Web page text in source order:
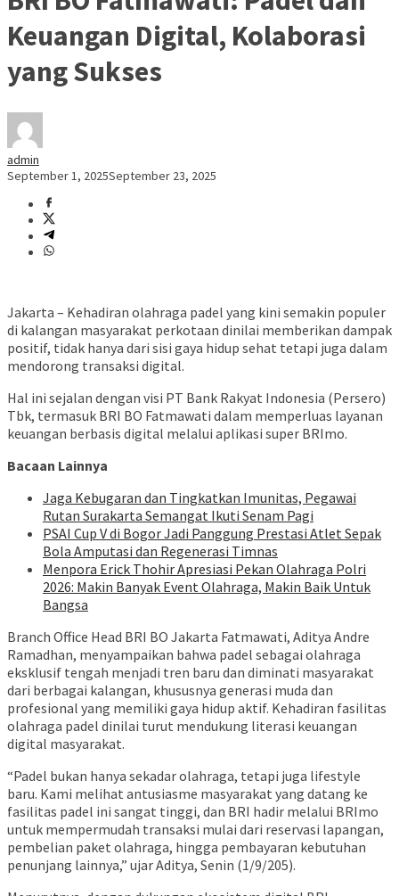
Keuangan Digital, Kolaborasi
yang Sukses
admin
September 1, 2025September 23, 2025
Jakarta – Kehadiran olahraga padel yang kini semakin populer
di kalangan masyarakat perkotaan dinilai memberikan dampak
positif, tidak hanya dari sisi gaya hidup sehat tetapi juga dalam
mendorong transaksi digital.
Hal ini sejalan dengan visi PT Bank Rakyat Indonesia (Persero)
Tbk, termasuk BRI BO Fatmawati dalam memperluas layanan
keuangan berbasis digital melalui aplikasi super BRImo.
Bacaan Lainnya
Jaga Kebugaran dan Tingkatkan Imunitas, Pegawai
Rutan Surakarta Semangat Ikuti Senam Pagi
PSAI Cup V di Bogor Jadi Panggung Prestasi Atlet Sepak
Bola Amputasi dan Regenerasi Timnas
Menpora Erick Thohir Apresiasi Pekan Olahraga Polri
2026: Makin Banyak Event Olahraga, Makin Baik Untuk
Bangsa
Branch Office Head BRI BO Jakarta Fatmawati, Aditya Andre
Ramadhan, menyampaikan bahwa padel sebagai olahraga
eksklusif tengah menjadi tren baru dan diminati masyarakat
dari berbagai kalangan, khususnya generasi muda dan
profesional yang memiliki gaya hidup aktif. Kehadiran fasilitas
olahraga padel dinilai turut mendukung literasi keuangan
digital masyarakat.
“Padel bukan hanya sekadar olahraga, tetapi juga lifestyle
baru. Kami melihat antusiasme masyarakat yang datang ke
fasilitas padel ini sangat tinggi, dan BRI hadir melalui BRImo
untuk mempermudah transaksi mulai dari reservasi lapangan,
pembelian paket olahraga, hingga pembayaran kebutuhan
penunjang lainnya,” ujar Aditya, Senin (1/9/205).